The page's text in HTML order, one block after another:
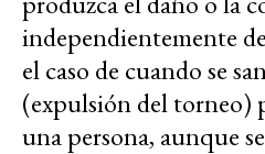
independientemente
el caso de cuando se
(expulsión del torneo)
una persona, aunque